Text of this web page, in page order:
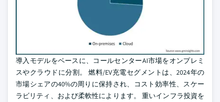
導入モデルをベースに、コールセンターAI市場をオンプレミ
スやクラウドに分割。 燃料/EV充電セグメントは、2024年の
市場シェアの40%の周りに保持され、コスト効率性、スケー
ラビリティ、および柔軟性によります。 重いインフラ投資を